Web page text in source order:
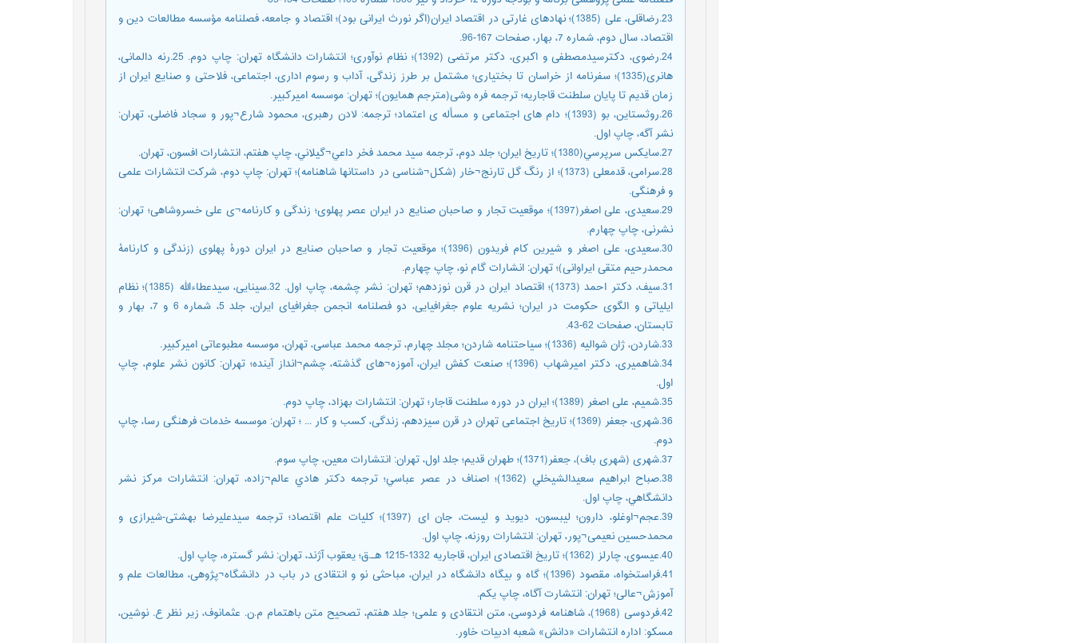
23.رضاقلی، علی (1385)؛ نهادهای غارتی در اقتصاد ایران(اگر نورث ایرانی بود)؛ اقتصاد و جامعه، فصلنامه مؤسسه مطالعات دین و
اقتصاد، سال دوم، شماره 7، بهار، صفحات 167-96.
24.رضوی، دکترسیدمصطفی و اکبری، دکتر مرتضی (1392)؛ نظام نوآوری؛ انتشارات دانشگاه تهران: چاپ دوم. 25.رنه دالمانی،
هانری(1335)؛ سفرنامه از خراسان تا بختیاری؛ مشتمل بر طرز زندگی، آداب و رسوم اداری، اجتماعی، فلاحتی و صنایع ایران از
زمان قدیم تا پایان سلطنت قاجاریه؛ ترجمه فره وشی(مترجم همایون)؛ تهران: موسسه امیرکبیر.
26.روثستاین، بو (1393)؛ دام های اجتماعی و مسأله ی اعتماد؛ ترجمه: لادن رهبری، محمود شارع¬پور و سجاد فاضلی، تهران:
نشر آگه، چاپ اول.
27.سايكس سرپرسي(1380)؛ تاريخ ايران؛ جلد دوم، ترجمه سيد محمد فخر داعي¬گيلاني، چاپ هفتم، انتشارات افسون، تهران.
28.سرامی، قدمعلی (1373)؛ از رنگ گل تارنج¬خار (شکل¬شناسی در داستانها شاهنامه)؛ تهران: چاپ دوم، شرکت انتشارات علمی
و فرهنگی.
29.سعیدی، علی اصغر(1397)؛ موقعیت تجار و صاحبان صنایع در ایران عصر پهلوی؛ زندگی و کارنامه¬ی علی خسروشاهی؛ تهران:
نشرنی، چاپ چهارم.
30.سعیدی، علی اصغر و شیرین کام فریدون (1396)؛ موقعیت تجار و صاحبان صنایع در ایران دورۀ پهلوی (زندگی و کارنامۀ
محمدرحیم متقی ایراوانی)؛ تهران: انشارات گام نو، چاپ چهارم.
31.سیف، دکتر احمد (1373)؛ اقتصاد ایران در قرن نوزدهم؛ تهران: نشر چشمه، چاپ اول. 32.سینایی، سیدعطاءالله (1385)؛ نظام
ایلیاتی و الگوی حکومت در ایران؛ نشریه علوم جغرافیایی، دو فصلنامه انجمن جغرافیای ایران، جلد 5، شماره 6 و 7، بهار و
تابستان، صفحات 62-43.
33.شاردن، ژان شوالیه (1336)؛ سیاحتنامه شاردن؛ مجلد چهارم، ترجمه محمد عباسی، تهران، موسسه مطبوعاتی امیرکبیر.
34.شاهمیری، دکتر امیرشهاب (1396)؛ صنعت کفش ایران، آموزه¬های گذشته، چشم¬انداز آینده؛ تهران: کانون نشر علوم، چاپ
اول.
35.شمیم، علی اصغر (1389)؛ ایران در دوره سلطنت قاجار؛ تهران: انتشارات بهزاد، چاپ دوم.
36.شهری، جعفر (1369)؛ تاریخ اجتماعی تهران در قرن سیزدهم، زندگی، کسب و کار ... ؛ تهران: موسسه خدمات فرهنگی رسا، چاپ
دوم.
37.شهری (شهری باف)، جعفر(1371)؛ طهران قدیم؛ جلد اول، تهران: انتشارات معین، چاپ سوم.
38.صباح ابراهيم سعيدالشيخلي (1362)؛ اصناف در عصر عباسي؛ ترجمه دکتر هادي عالم¬زاده، تهران: انتشارات مرکز نشر
دانشگاهي، چاپ اول.
39.عجم¬اوغلو، دارون؛ لیبسون، دیوید و لیست، جان ای (1397)؛ کلیات علم اقتصاد؛ ترجمه سیدعلیرضا بهشتی-شیرازی و
محمدحسین نعیمی¬پور، تهران: انتشارات روزنه، چاپ اول.
40.عیسوی، چارلز (1362)؛ تاریخ اقتصادی ایران، قاجاریه 1332-1215 هـ.ق؛ یعقوب آژند، تهران: نشر گستره، چاپ اول.
41.فراستخواه، مقصود (1396)؛ گاه و بیگاه دانشگاه در ایران، مباحثی نو و انتقادی در باب در دانشگاه¬پژوهی، مطالعات علم و
آموزش¬عالی؛ تهران: انتشارت آگاه، چاپ یکم.
42.فردوسی (1968)، شاهنامه فردوسی، متن انتقادی و علمی؛ جلد هفتم، تصحیح متن باهتمام م.ن. عثمانوف، زیر نظر ع. نوشین،
مسکو: اداره انتشارات «دانش» شعبه ادبیات خاور.